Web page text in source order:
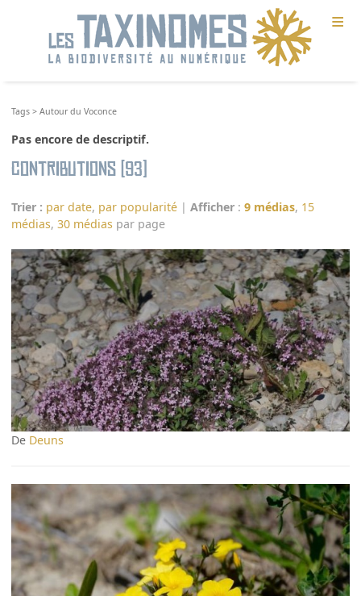
≡
Tags >Autour du Voconce
Pas encore de descriptif.
Contributions (93)
Trier : par date, par popularité |Afficher :9 médias, 15
médias,30 médias par page
De Deuns